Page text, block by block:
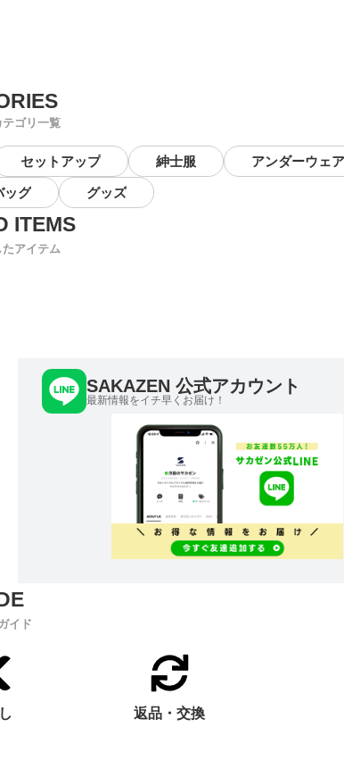
ゴリ一覧
セットアップ 紳士服 アンダーウェア
ッグ グッズ
アイテム
SAKAZEN 公式アカウント
最新情報をイチ早くお届け！
イド
返品・交換